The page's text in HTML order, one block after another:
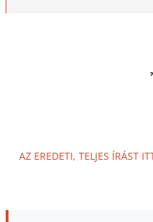
AZ EREDETI, TELJES ÍRÁST